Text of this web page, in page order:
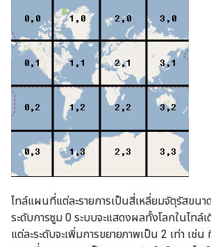
ไทล์แผนที่แต่ละรายการเป็นสี่เหลี่ยมจัตุรัสขน
ระดับการซูม 0 ระบบจะแสดงผลทั้งโลกในไทล์เ
แต่ละระดับจะเพิ่มการขยายภาพเป็น 2 เท่า เช่น